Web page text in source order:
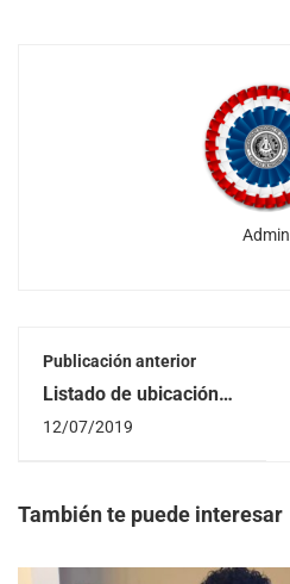
Admin
Publicación anterior
Listado de ubicación
de postulantes para el
Examen de
2019
12/07/2019
También te puede interesar